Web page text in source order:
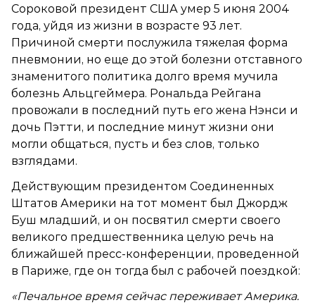
Сороковой президент США умер 5 июня 2004
года, уйдя из жизни в возрасте 93 лет.
Причиной смерти послужила тяжелая форма
пневмонии, но еще до этой болезни отставного
знаменитого политика долго время мучила
болезнь Альцгеймера. Рональда Рейгана
провожали в последний путь его жена Нэнси и
дочь Пэтти, и последние минут жизни они
могли общаться, пусть и без слов, только
взглядами.
Действующим президентом Соединенных
Штатов Америки на тот момент был Джордж
Буш младший, и он посвятил смерти своего
великого предшественника целую речь на
ближайшей пресс-конференции, проведенной
в Париже, где он тогда был с рабочей поездкой:
«Печальное время сейчас переживает Америка.